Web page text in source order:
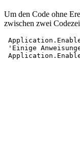
Um den Code ohne
zwischen zwei
'Einige